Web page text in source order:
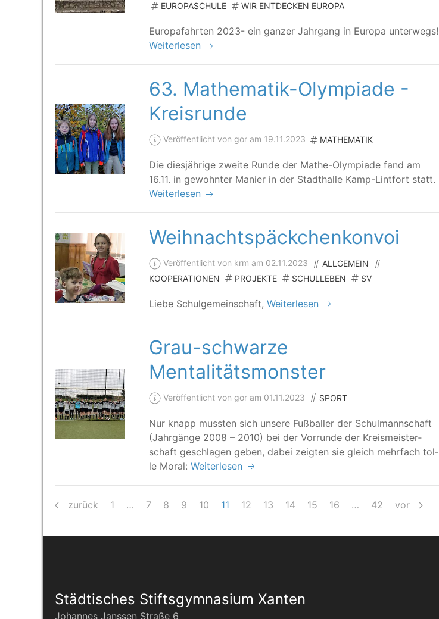
EUROPASCHULE
WIR ENTDECKEN EUROPA
Euro­pa­fahr­ten 2023- ein gan­zer Jahr­gang in Euro­pa unterwegs!
Weiterlesen
63. Mathematik-Olympiade -
Kreisrunde
Veröffentlicht von gor am 19.11.2023 MATHEMATIK
Die dies­jäh­ri­ge zwei­te Run­de der Mathe-Olym­pia­de fand am
16.11. in gewohn­ter Manier in der Stadt­hal­le Kamp-Lint­fort statt.
Weiterlesen
Weihnachtspäckchenkonvoi
Veröffentlicht von krm am 02.11.2023
ALLGEMEIN
KOOPERATIONEN
PROJEKTE SCHULLEBEN SV
Lie­be Schulgemeinschaft,Weiterlesen
Grau-schwarze
Mentalitätsmonster
Veröffentlicht von gor am 01.11.2023 SPORT
Nur knapp muss­ten sich unse­re Fuß­bal­ler der Schul­mann­schaft
(Jahr­gän­ge 2008 – 2010) bei der Vor­run­de der Kreis­meis­ter­
schaft geschla­gen geben, dabei zeig­ten sie gleich mehr­fach tol­
le Moral:Weiterlesen
zurück 1 … 7 8 9 10 11 12 13 14 15 16 … 42 vor
Städtisches Stiftsgymnasium Xanten
Johannes Janssen Straße 6